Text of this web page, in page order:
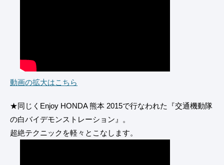
動画の拡大はこちら
★同じくEnjoy HONDA 熊本 2015で行なわれた『交通機動隊
の白バイデモンストレーション』。
超絶テクニックを軽々とこなします。